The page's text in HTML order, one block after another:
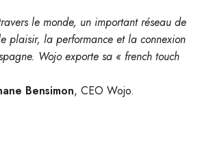
le monde, un important réseau de
plaisir, la performance et la connexion
Wojo exporte sa « french touch
Bensimon, CEO Wojo.